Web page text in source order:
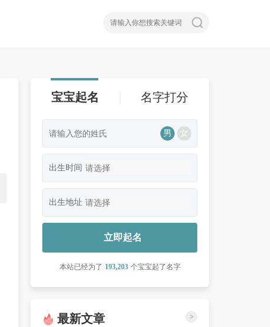
宝宝起名 名字打分
男 女
出生时间
出生地址
立即起名
本站已经为了 193,203 个宝宝起了名字
最新文章 >